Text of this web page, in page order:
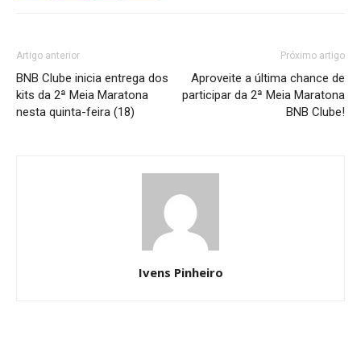
Artigo anterior
BNB Clube inicia entrega dos
kits da 2ª Meia Maratona
nesta quinta-feira (18)
Próximo artigo
Aproveite a última chance de
participar da 2ª Meia Maratona
BNB Clube!
Ivens Pinheiro